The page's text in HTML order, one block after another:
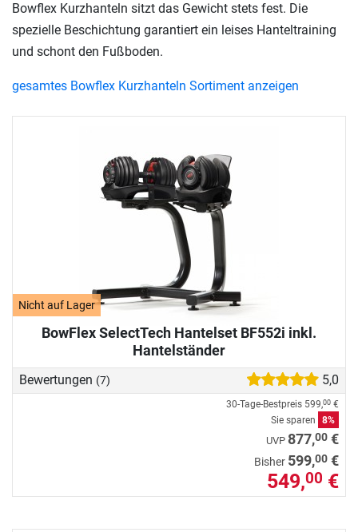
Nicht auf Lager
BowFlex SelectTech Hantelset BF552i inkl.
Hantelständer
Bewertungen (7) 5,0
30-Tage-Bestpreis 599,00 €
Sie sparen
8%
UVP 877,00 €
Bisher 599,00 €
549,00 €
Bowflex Kurzhanteln sitzt das Gewicht stets fest. Die
spezielle Beschichtung garantiert ein leises Hanteltraining
und schont den Fußboden.
gesamtes Bowflex Kurzhanteln Sortiment anzeigen